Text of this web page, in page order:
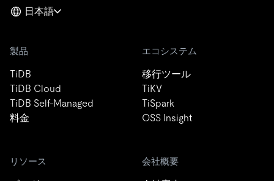
日本語
製品
TiDB
TiDB Cloud
TiDB Self-Managed
料金
エコシステム
移行ツール
TiKV
TiSpark
OSS Insight
リソース 会社概要